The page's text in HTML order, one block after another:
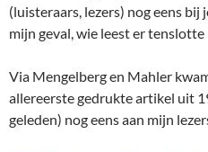
(luisteraars, lezers) nog eens
mijn geval, wie leest er
Via Mengelberg en Mahler
allereerste gedrukte artikel uit
geleden) nog eens aan mijn